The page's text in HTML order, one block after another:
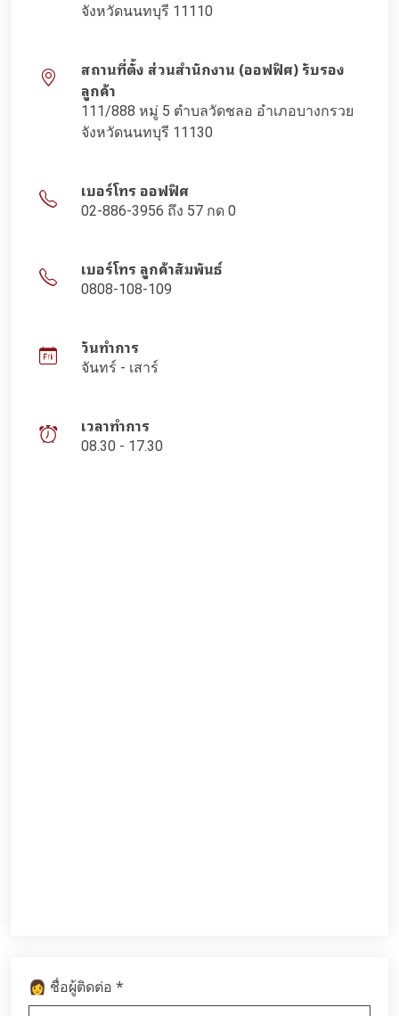
จังหวัดนนทบุรี 11110
สถานที่ตั้ง ส่วนสำนักงาน (ออฟฟิศ) รับรอง
ลูกค้า
111/888 หมู่ 5 ตำบลวัดชลอ อำเภอบางกรวย
จังหวัดนนทบุรี 11130
เบอร์โทร ออฟฟิศ
02-886-3956 ถึง 57 กด 0
เบอร์โทร ลูกค้าสัมพันธ์
0808-108-109
วันทำการ
จันทร์ - เสาร์
เวลาทำการ
08.30 - 17.30
👩 ชื่อผู้ติดต่อ *